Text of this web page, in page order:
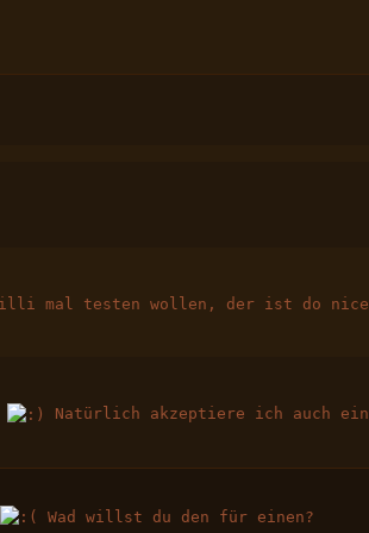
mal testen wollen, der ist do nice
Natürlich akzeptiere ich auch ein
Wad willst du den für einen?